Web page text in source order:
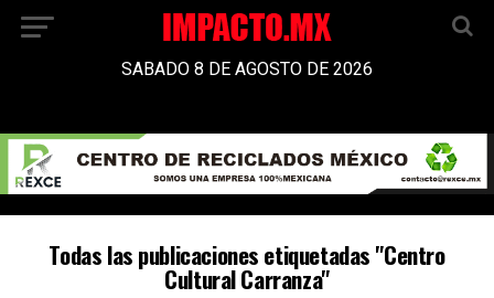
SABADO 8 DE AGOSTO DE 2026
Todas las publicaciones etiquetadas "Centro
Cultural Carranza"